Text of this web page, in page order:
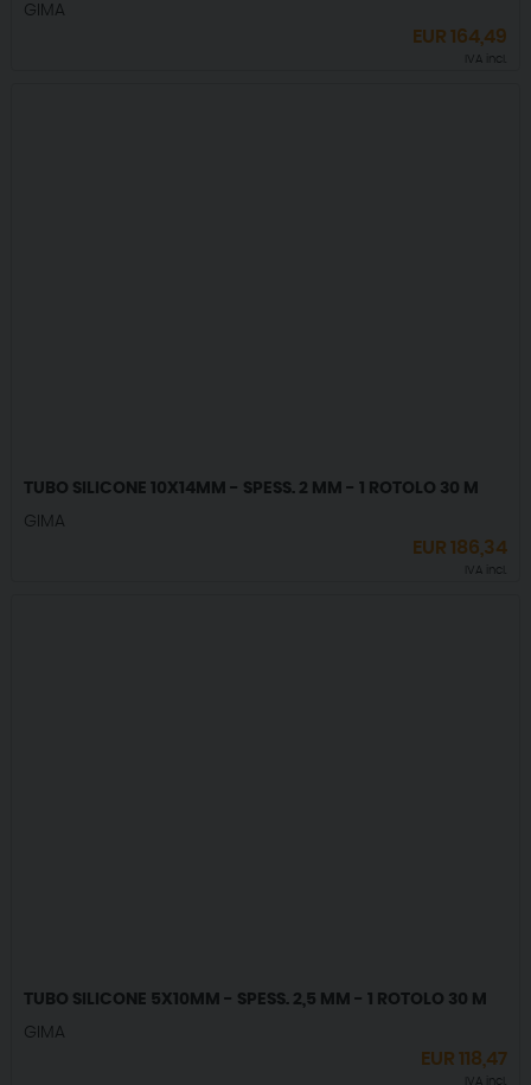
GIMA
EUR164,49
IVA incl.
TUBO SILICONE 10X14MM - SPESS. 2 MM - 1 ROTOLO 30 M
GIMA
EUR186,34
IVA incl.
TUBO SILICONE 5X10MM - SPESS. 2,5 MM - 1 ROTOLO 30 M
GIMA
EUR118,47
IVA incl.